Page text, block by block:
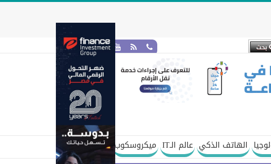
الهاتف الذكي عالم الـIT
ميكروسكوب